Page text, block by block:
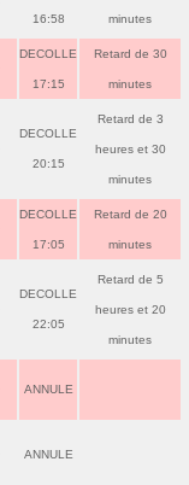
16:58 minutes
DECOLLE
17:15
Retard de 30
minutes
DECOLLE
20:15
Retard de 3
heures et 30
minutes
DECOLLE
17:05
Retard de 20
minutes
DECOLLE
22:05
Retard de 5
heures et 20
minutes
ANNULE
ANNULE